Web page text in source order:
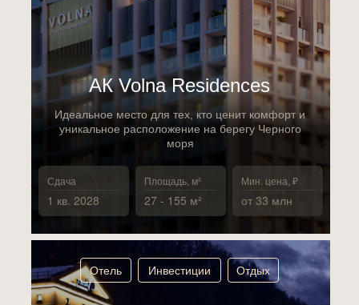
Отдых
Инвестиции
Отель
от 33 млн
Мин. цена, ₽
27 - 155 м²
Площадь, м²
1 кв. 2028
Сдача
Идеальное место для тех, кто ценит комфорт и
уникальное расположение на берегу Черного
моря
АК Volna Residences